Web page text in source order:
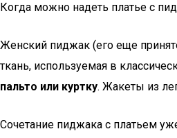
Когда можно надеть платье с
Женский пиджак (его еще
ткань, используемая в
пальто или куртку. Жакеты из
Сочетание пиджака с платьем